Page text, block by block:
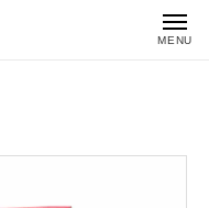
MENU